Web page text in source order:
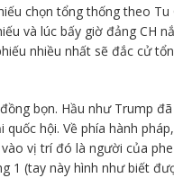
chọn tổng thống theo Tu
và lúc bấy giờ đảng CH
nhiều nhất sẽ đắc cử
bọn. Hầu như Trump
hội. Về phía hành
vị trí đó là người của phe
1 (tay này hình như biết